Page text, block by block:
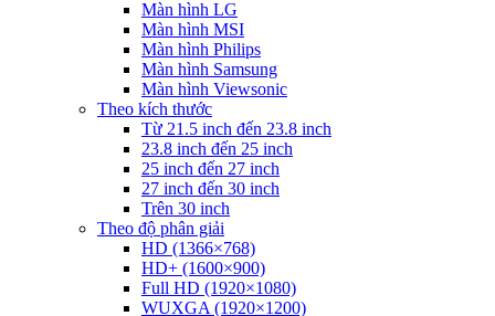
Màn hình LG
Màn hình MSI
Màn hình Philips
Màn hình Samsung
Màn hình Viewsonic
Theo kích thước
Từ 21.5 inch đến 23.8 inch
23.8 inch đến 25 inch
25 inch đến 27 inch
27 inch đến 30 inch
Trên 30 inch
Theo độ phân giải
HD (1366×768)
HD+ (1600×900)
Full HD (1920×1080)
WUXGA (1920×1200)